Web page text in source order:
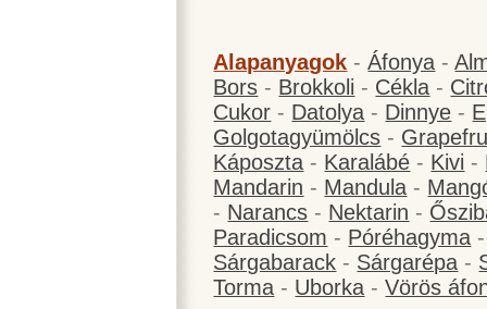
Alapanyagok -Áfonya -
Bors - Brokkoli - Cékla -
Cukor - Datolya - Dinnye -
Golgotagyümölcs -
Káposzta - Karalábé - Kivi -
Mandarin - Mandula -
- Narancs - Nektarin -
Paradicsom - Póréhagyma
Sárgabarack - Sárgarépa -
Torma - Uborka -Vörös